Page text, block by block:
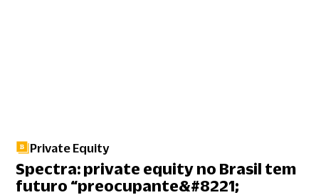
Private Equity
Spectra: private equity no Brasil tem
futuro “preocupante&#8221;